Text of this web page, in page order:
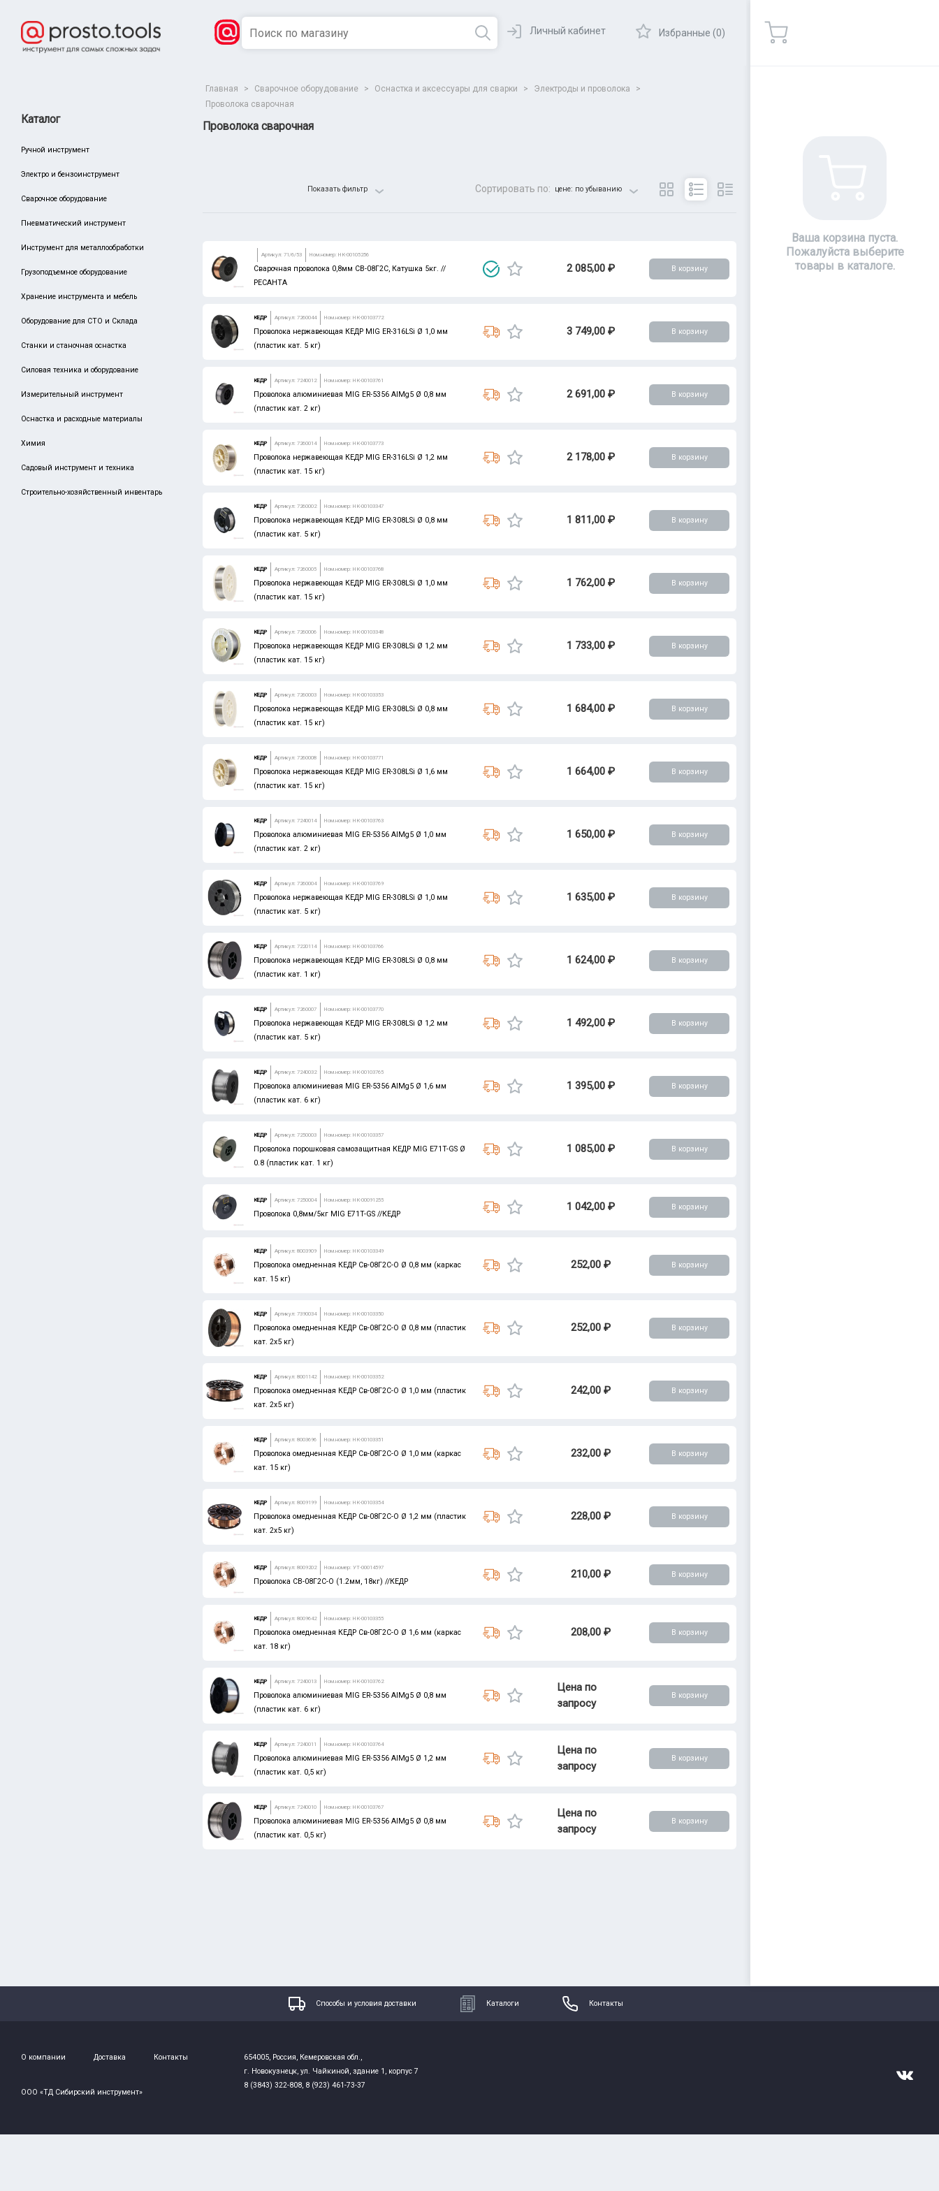
Личный кабинет Избранные (0)
Каталог
Ручной инструмент
Электро и бензоинструмент
Сварочное оборудование
Пневматический инструмент
Инструмент для металлообработки
Грузоподъемное оборудование
Хранение инструмента и мебель
Оборудование для СТО и Склада
Станки и станочная оснастка
Силовая техника и оборудование
Измерительный инструмент
Оснастка и расходные материалы
Химия
Садовый инструмент и техника
Строительно-хозяйственный инвентарь
Ваша корзина пуста.
Пожалуйста выберите
товары в каталоге.
Главная > Сварочное оборудование > Оснастка и аксессуары для сварки > Электроды и проволока
>
Проволока сварочная
Проволока сварочная
Показать фильтр Сортировать по: цене: по убыванию
King Tony
BOSCH
MATRIX
VENUS
ARNO
DENZEL
GROSS
NORGAU
PALISAD
TAEGUTEC
TOR
ТехноСталь
БАРС
ЛУГА АБРАЗИВ
Россия
HORTZ
HONSBERG
КЕДР
Артикул: 71/6/53 Ном.номер: НК-00105256
Сварочная проволока 0,8мм СВ-08Г2С, Катушка 5кг. //
РЕСАНТА
2 085,00 ₽ В корзину
КЕДР Артикул: 7260044 Ном.номер: НК-00103772
Проволока нержавеющая КЕДР MIG ER-316LSi Ø 1,0 мм
(пластик кат. 5 кг)
3 749,00 ₽ В корзину
КЕДР Артикул: 7240012 Ном.номер: НК-00103761
Проволока алюминиевая MIG ER-5356 AlMg5 Ø 0,8 мм
(пластик кат. 2 кг)
2 691,00 ₽ В корзину
КЕДР Артикул: 7260014 Ном.номер: НК-00103773
Проволока нержавеющая КЕДР MIG ER-316LSi Ø 1,2 мм
(пластик кат. 15 кг)
2 178,00 ₽ В корзину
КЕДР Артикул: 7260002 Ном.номер: НК-00103347
Проволока нержавеющая КЕДР MIG ER-308LSi Ø 0,8 мм
(пластик кат. 5 кг)
1 811,00 ₽ В корзину
КЕДР Артикул: 7260005 Ном.номер: НК-00103768
Проволока нержавеющая КЕДР MIG ER-308LSi Ø 1,0 мм
(пластик кат. 15 кг)
1 762,00 ₽ В корзину
КЕДР Артикул: 7260006 Ном.номер: НК-00103348
Проволока нержавеющая КЕДР MIG ER-308LSi Ø 1,2 мм
(пластик кат. 15 кг)
1 733,00 ₽ В корзину
КЕДР Артикул: 7260003 Ном.номер: НК-00103353
Проволока нержавеющая КЕДР MIG ER-308LSi Ø 0,8 мм
(пластик кат. 15 кг)
1 684,00 ₽ В корзину
КЕДР Артикул: 7260008 Ном.номер: НК-00103771
Проволока нержавеющая КЕДР MIG ER-308LSi Ø 1,6 мм
(пластик кат. 15 кг)
1 664,00 ₽ В корзину
КЕДР Артикул: 7240014 Ном.номер: НК-00103763
Проволока алюминиевая MIG ER-5356 AlMg5 Ø 1,0 мм
(пластик кат. 2 кг)
1 650,00 ₽ В корзину
КЕДР Артикул: 7260004 Ном.номер: НК-00103769
Проволока нержавеющая КЕДР MIG ER-308LSi Ø 1,0 мм
(пластик кат. 5 кг)
1 635,00 ₽ В корзину
КЕДР Артикул: 7220114 Ном.номер: НК-00103766
Проволока нержавеющая КЕДР MIG ER-308LSi Ø 0,8 мм
(пластик кат. 1 кг)
1 624,00 ₽ В корзину
КЕДР Артикул: 7260007 Ном.номер: НК-00103770
Проволока нержавеющая КЕДР MIG ER-308LSi Ø 1,2 мм
(пластик кат. 5 кг)
1 492,00 ₽ В корзину
КЕДР Артикул: 7240032 Ном.номер: НК-00103765
Проволока алюминиевая MIG ER-5356 AlMg5 Ø 1,6 мм
(пластик кат. 6 кг)
1 395,00 ₽ В корзину
КЕДР Артикул: 7250003 Ном.номер: НК-00103357
Проволока порошковая самозащитная КЕДР MIG E71T-GS Ø
0.8 (пластик кат. 1 кг)
1 085,00 ₽ В корзину
КЕДР Артикул: 7250004 Ном.номер: НК-00091255
Проволока 0,8мм/5кг MIG E71T-GS //КЕДР
1 042,00 ₽ В корзину
КЕДР Артикул: 8003909 Ном.номер: НК-00103349
Проволока омедненная КЕДР Св-08Г2С-О Ø 0,8 мм (каркас
кат. 15 кг)
252,00 ₽ В корзину
КЕДР Артикул: 7390034 Ном.номер: НК-00103350
Проволока омедненная КЕДР Св-08Г2С-О Ø 0,8 мм (пластик
кат. 2x5 кг)
252,00 ₽ В корзину
КЕДР Артикул: 8001142 Ном.номер: НК-00103352
Проволока омедненная КЕДР Св-08Г2С-О Ø 1,0 мм (пластик
кат. 2x5 кг)
242,00 ₽ В корзину
КЕДР Артикул: 8003696 Ном.номер: НК-00103351
Проволока омедненная КЕДР Св-08Г2С-О Ø 1,0 мм (каркас
кат. 15 кг)
232,00 ₽ В корзину
КЕДР Артикул: 8009199 Ном.номер: НК-00103354
Проволока омедненная КЕДР Св-08Г2С-О Ø 1,2 мм (пластик
кат. 2x5 кг)
228,00 ₽ В корзину
КЕДР Артикул: 8009202 Ном.номер: УТ-00014597
Проволока СВ-08Г2С-О (1.2мм, 18кг) //КЕДР
210,00 ₽ В корзину
КЕДР Артикул: 8009642 Ном.номер: НК-00103355
Проволока омедненная КЕДР Св-08Г2С-О Ø 1,6 мм (каркас
кат. 18 кг)
208,00 ₽ В корзину
КЕДР Артикул: 7240013 Ном.номер: НК-00103762
Проволока алюминиевая MIG ER-5356 AlMg5 Ø 0,8 мм
(пластик кат. 6 кг)
Цена по
запросу
В корзину
КЕДР Артикул: 7240011 Ном.номер: НК-00103764
Проволока алюминиевая MIG ER-5356 AlMg5 Ø 1,2 мм
(пластик кат. 0,5 кг)
Цена по
запросу
В корзину
КЕДР Артикул: 7240010 Ном.номер: НК-00103767
Проволока алюминиевая MIG ER-5356 AlMg5 Ø 0,8 мм
(пластик кат. 0,5 кг)
Цена по
запросу
В корзину
Способы и условия доставки Каталоги Контакты
О компании Доставка Контакты
ООО «ТД Сибирский инструмент»
654005, Россия, Кемеровская обл.,
г. Новокузнецк, ул. Чайкиной, здание 1, корпус 7
8 (3843) 322-808, 8 (923) 461-73-37